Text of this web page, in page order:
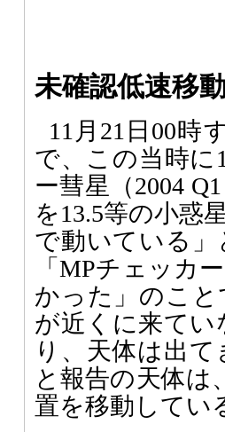
未確認低速移
11月21日00時
で、この当時
ー彗星（2004
を13.5等の小惑
で動いている
「MPチェッカ
かった」のこ
が近くに来て
り、天体は出
と報告の天体は
置を移動してい